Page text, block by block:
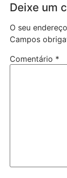
Deixe um
O seu
Campos
Comentário *